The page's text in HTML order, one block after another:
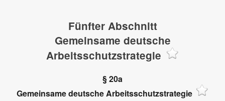
Fünfter Abschnitt
Gemeinsame deutsche
Arbeitsschutzstrategie
§ 20a
Gemeinsame deutsche Arbeitsschutzstrategie